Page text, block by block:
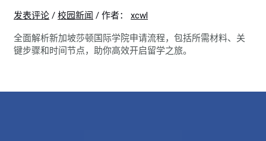
发表评论 /校园新闻 / 作者： xcwl
全面解析新加坡莎顿国际学院申请流程，包括所需材料、关
键步骤和时间节点，助你高效开启留学之旅。